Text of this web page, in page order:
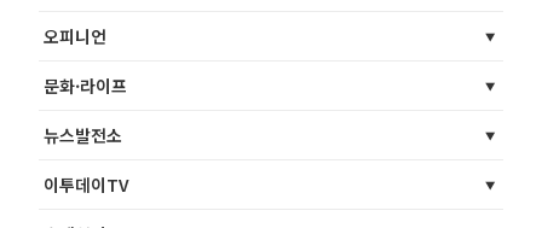
오피니언
문화·라이프
뉴스발전소
이투데이TV